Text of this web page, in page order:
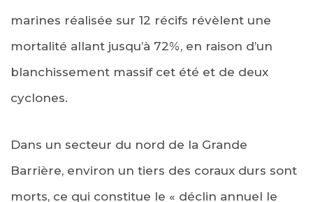
marines réalisée sur 12 récifs révèlent une
mortalité allant jusqu’à 72%, en raison d’un
blanchissement massif cet été et de deux
cyclones.
Dans un secteur du nord de la Grande
Barrière, environ un tiers des coraux durs sont
morts, ce qui constitue le « déclin annuel le